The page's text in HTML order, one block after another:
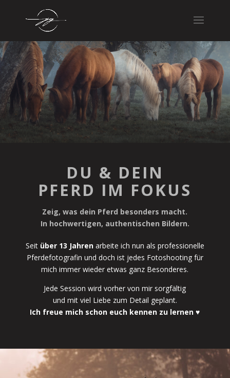
DU & DEIN
PFERD IM FOKUS
Zeig, was dein Pferd besonders macht.
In hochwertigen, authentischen Bildern.
Seit über 13 Jahrenarbeite ich nun als professionelle
Pferdefotografin und doch ist jedes Fotoshooting für
mich immer wieder etwas ganz Besonderes.
Jede Session wird vorher von mir sorgfältig
und mit viel Liebe zum Detail geplant.
Ich freue mich schon euch kennen zu lernen♥